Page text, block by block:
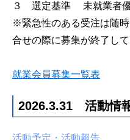
３ 選定基準 未就業者
※緊急性のある受注は随
合せの際に募集が終了し
就業会員募集一覧表
2026.3.31 活動情
活動予定・活動報告